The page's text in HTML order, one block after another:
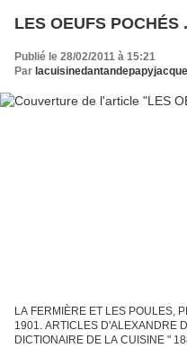
LES OEUFS POCHÉS .
Publié le 28/02/2011 à 15:21
Par
LA FERMIÈRE ET LES POULES,
1901. ARTICLES D'ALEXANDRE
DICTIONAIRE DE LA CUISINE "